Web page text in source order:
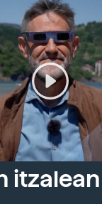
itzalean